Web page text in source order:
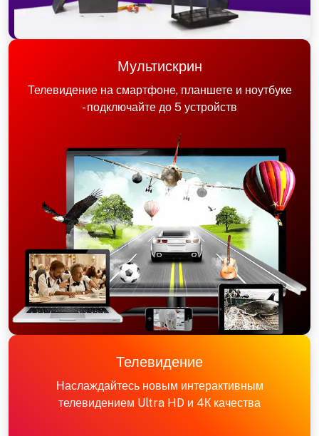
Мультискрин
Телевидение на смартфоне, планшете и ноутбуке
- подключайте до 5 устройств
Телевидение
Наслаждайтесь новым интерактивным
телевидением Ultra HD и 4К качества